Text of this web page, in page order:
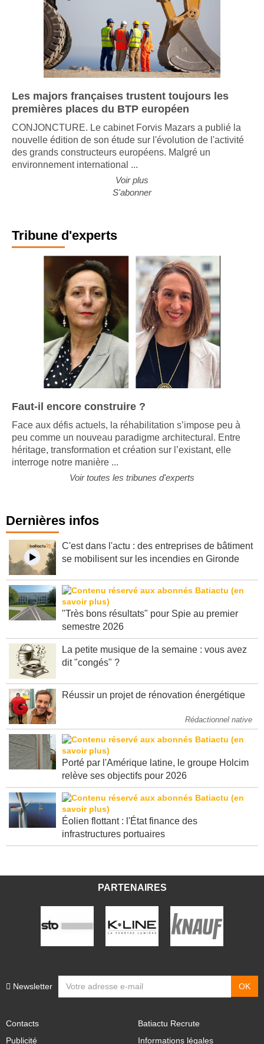
Les majors françaises trustent toujours les
premières places du BTP européen
CONJONCTURE. Le cabinet Forvis Mazars a publié la
nouvelle édition de son étude sur l'évolution de l'activité
des grands constructeurs européens. Malgré un
environnement international ...
Voir plus
S'abonner
Tribune d'experts
Faut-il encore construire ?
Face aux défis actuels, la réhabilitation s’impose peu à
peu comme un nouveau paradigme architectural. Entre
héritage, transformation et création sur l’existant, elle
interroge notre manière ...
Voir toutes les tribunes d'experts
Dernières infos
C'est dans l'actu : des entreprises de bâtiment
se mobilisent sur les incendies en Gironde
"Très bons résultats" pour Spie au premier
semestre 2026
La petite musique de la semaine : vous avez
dit "congés" ?
Réussir un projet de rénovation énergétique
Rédactionnel native
Porté par l'Amérique latine, le groupe Holcim
relève ses objectifs pour 2026
Éolien flottant : l'État finance des
infrastructures portuaires
PARTENAIRES
Newsletter
Contacts
Publicité
Batiactu Recrute
Informations légales